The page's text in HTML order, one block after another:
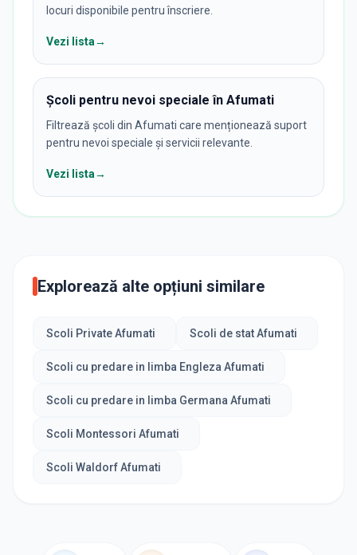
locuri disponibile pentru înscriere.
Vezi lista→
Școli pentru nevoi speciale în Afumati
Filtrează școli din Afumati care menționează suport
pentru nevoi speciale și servicii relevante.
Vezi lista→
Explorează alte opțiuni similare
Scoli Private Afumati Scoli de stat Afumati
Scoli cu predare in limba Engleza Afumati
Scoli cu predare in limba Germana Afumati
Scoli Montessori Afumati
Scoli Waldorf Afumati